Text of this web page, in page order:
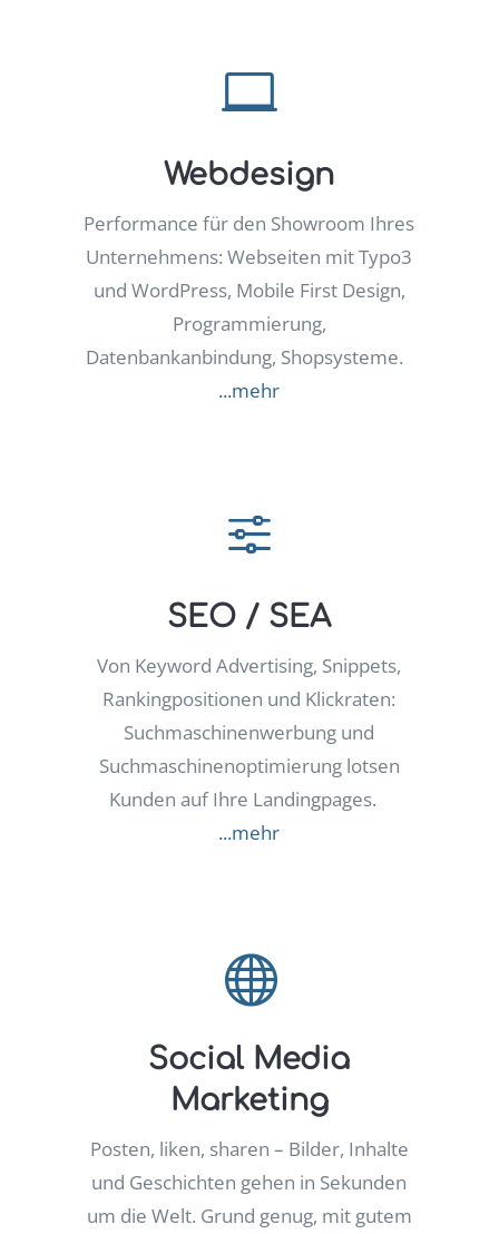

Webdesign
Performance für den Showroom Ihres
Unternehmens: Webseiten mit Typo3
und WordPress, Mobile First Design,
Programmierung,
Datenbankanbindung, Shopsysteme.
...mehr
f
SEO / SEA
Von Keyword Advertising, Snippets,
Rankingpositionen und Klickraten:
Suchmaschinenwerbung und
Suchmaschinenoptimierung lotsen
Kunden auf Ihre Landingpages.
...mehr

Social Media
Marketing
Posten, liken, sharen – Bilder, Inhalte
und Geschichten gehen in Sekunden
um die Welt. Grund genug, mit gutem